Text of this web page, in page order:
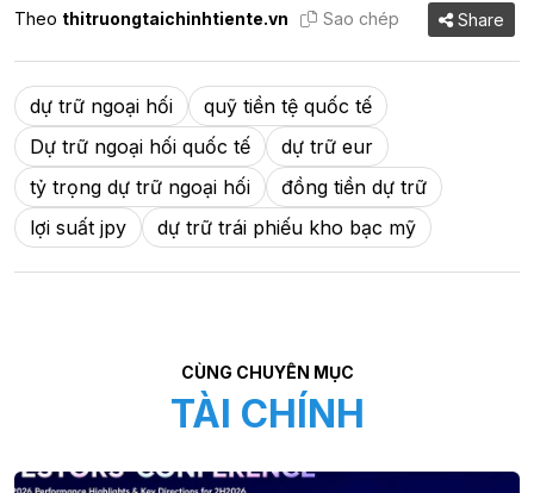
Theo thitruongtaichinhtiente.vn Sao chép Share
dự trữ ngoại hối
quỹ tiền tệ quốc tế
Dự trữ ngoại hối quốc tế
dự trữ eur
tỷ trọng dự trữ ngoại hối
đồng tiền dự trữ
lợi suất jpy
dự trữ trái phiếu kho bạc mỹ
CÙNG CHUYÊN MỤC
TÀI CHÍNH